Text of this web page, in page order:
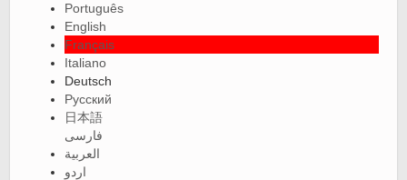
Português
English
Français
Italiano
Deutsch
Русский
日本語
فارسی
العربية
اردو